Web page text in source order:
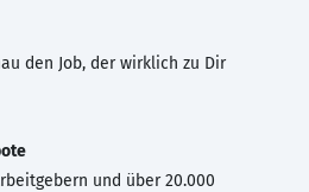
den Job, der wirklich zu Dir
und über 20.000